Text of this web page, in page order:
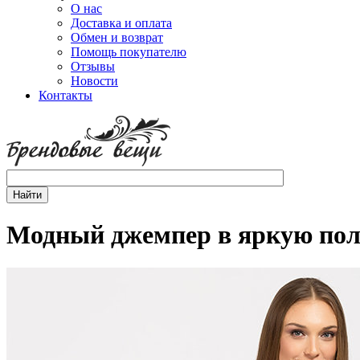
О нас
Доставка и оплата
Обмен и возврат
Помощь покупателю
Отзывы
Новости
Контакты
Модный джемпер в яркую